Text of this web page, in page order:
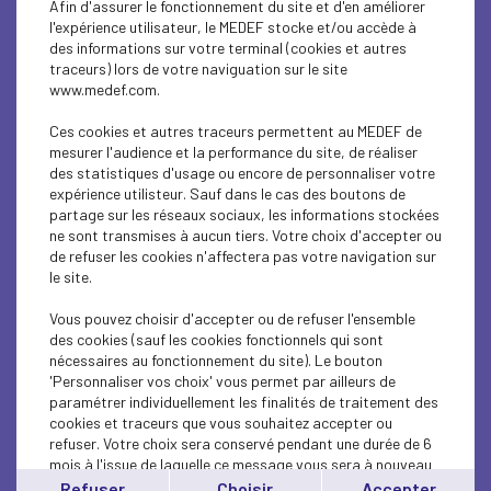
ECONOMY
ECONOMY
RESEARCH/INNOVATION
INTERNATIONAL - EUROPE
RESEARCH/INNOVATION
RESEARCH/INNOVATION
RESEARCH/INNOVATION
RESEARCH/INNOVATION
INTERNATIONAL - EUROPE
Afin d'assurer le fonctionnement du site et d'en améliorer
l'expérience utilisateur, le MEDEF stocke et/ou accède à
des informations sur votre terminal (cookies et autres
traceurs) lors de votre naviguation sur le site
www.medef.com.
Ces cookies et autres traceurs permettent au MEDEF de
mesurer l'audience et la performance du site, de réaliser
des statistiques d'usage ou encore de personnaliser votre
expérience utilisteur. Sauf dans le cas des boutons de
partage sur les réseaux sociaux, les informations stockées
ne sont transmises à aucun tiers. Votre choix d'accepter ou
de refuser les cookies n'affectera pas votre navigation sur
le site.
Vous pouvez choisir d'accepter ou de refuser l'ensemble
des cookies (sauf les cookies fonctionnels qui sont
nécessaires au fonctionnement du site). Le bouton
'Personnaliser vos choix' vous permet par ailleurs de
paramétrer individuellement les finalités de traitement des
cookies et traceurs que vous souhaitez accepter ou
refuser. Votre choix sera conservé pendant une durée de 6
mois à l'issue de laquelle ce message vous sera à nouveau
affiché..